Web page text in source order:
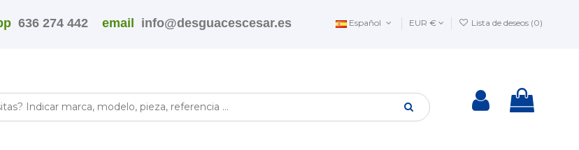
636 274 442 email info@desguacescesar.es Español EUR € Lista de deseos (0)